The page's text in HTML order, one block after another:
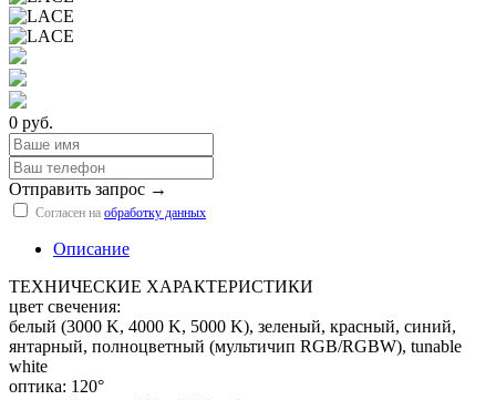
0 руб.
Отправить запрос →
Согласен на обработку данных
Описание
ТЕХНИЧЕСКИЕ ХАРАКТЕРИСТИКИ
цвет свечения:
белый (3000 K, 4000 K, 5000 K), зеленый, красный, синий,
янтарный, полноцветный (мультичип RGB/RGBW), tunable
white
оптика: 120°